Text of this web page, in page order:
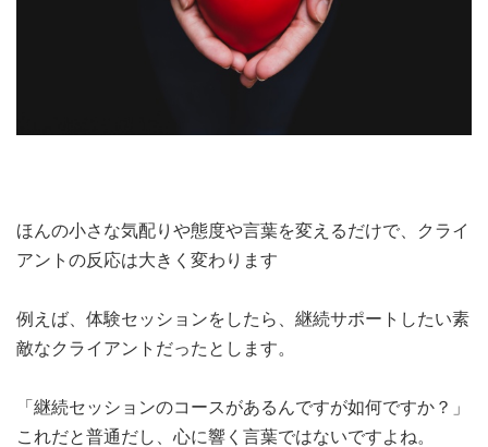
ほんの小さな気配りや態度や言葉を変えるだけで、クライ
アントの反応は大きく変わります
例えば、体験セッションをしたら、継続サポートしたい素
敵なクライアントだったとします。
「継続セッションのコースがあるんですが如何ですか？」
これだと普通だし、心に響く言葉ではないですよね。